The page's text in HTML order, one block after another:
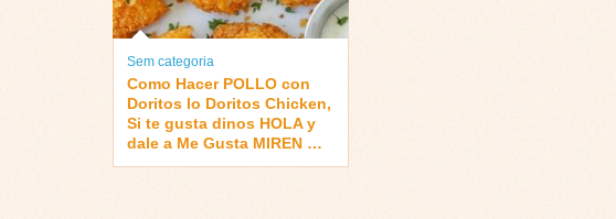
Sem categoria
Como Hacer POLLO con
Doritos lo Doritos Chicken,
Si te gusta dinos HOLA y
dale a Me Gusta MIREN …